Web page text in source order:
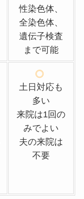
性染色体、
全染色体、
遺伝子検査
まで可能
土日対応も
多い
来院は1回の
みでよい
夫の来院は
不要